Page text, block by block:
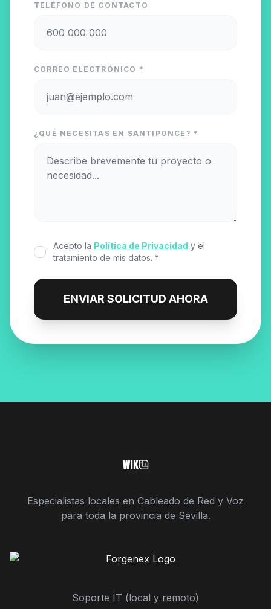
TELÉFONO DE CONTACTO
CORREO ELECTRÓNICO *
¿QUÉ NECESITAS EN SANTIPONCE? *
Acepto la Política de Privacidad y el
tratamiento de mis datos. *
ENVIAR SOLICITUD AHORA
Especialistas locales en Cableado de Red y Voz
para toda la provincia de Sevilla.
Soporte IT (local y remoto)